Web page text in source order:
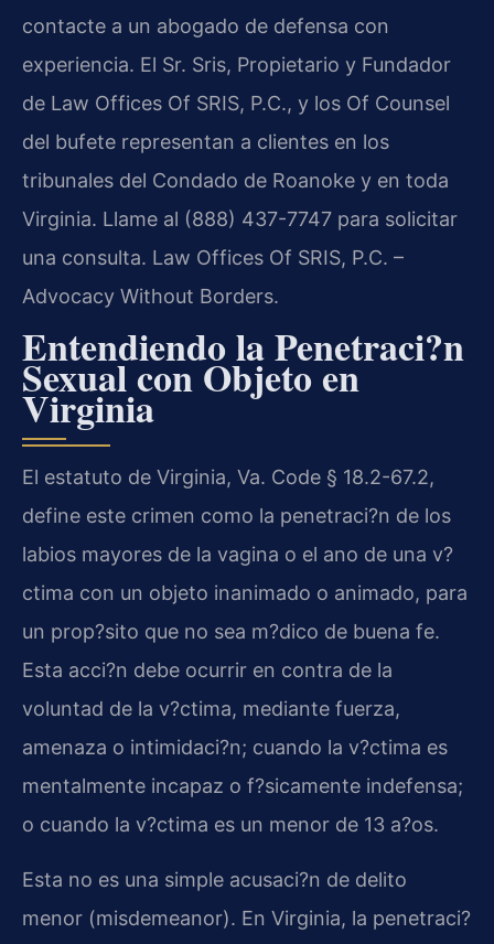
contacte a un abogado de defensa con
experiencia. El Sr. Sris, Propietario y Fundador
de Law Offices Of SRIS, P.C., y los Of Counsel
del bufete representan a clientes en los
tribunales del Condado de Roanoke y en toda
Virginia. Llame al (888) 437-7747 para solicitar
una consulta. Law Offices Of SRIS, P.C. –
Advocacy Without Borders.
Entendiendo la Penetraci?n
Sexual con Objeto en
Virginia
El estatuto de Virginia, Va. Code § 18.2-67.2,
define este crimen como la penetraci?n de los
labios mayores de la vagina o el ano de una v?
ctima con un objeto inanimado o animado, para
un prop?sito que no sea m?dico de buena fe.
Esta acci?n debe ocurrir en contra de la
voluntad de la v?ctima, mediante fuerza,
amenaza o intimidaci?n; cuando la v?ctima es
mentalmente incapaz o f?sicamente indefensa;
o cuando la v?ctima es un menor de 13 a?os.
Esta no es una simple acusaci?n de delito
menor (misdemeanor). En Virginia, la penetraci?